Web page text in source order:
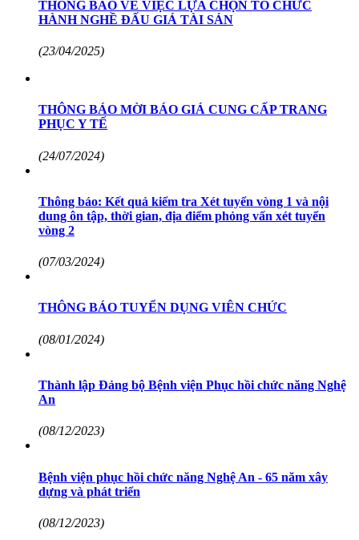
THÔNG BÁO VỀ VIỆC LỰA CHỌN TỔ CHỨC
HÀNH NGHỀ ĐẤU GIÁ TÀI SẢN
(23/04/2025)
THÔNG BÁO MỜI BÁO GIÁ CUNG CẤP TRANG
PHỤC Y TẾ
(24/07/2024)
Thông báo: Kết quả kiểm tra Xét tuyển vòng 1 và nội
dung ôn tập, thời gian, địa điểm phỏng vấn xét tuyển
vòng 2
(07/03/2024)
THÔNG BÁO TUYỂN DỤNG VIÊN CHỨC
(08/01/2024)
Thành lập Đảng bộ Bệnh viện Phục hồi chức năng Nghệ
An
(08/12/2023)
Bệnh viện phục hồi chức năng Nghệ An - 65 năm xây
dựng và phát triển
(08/12/2023)